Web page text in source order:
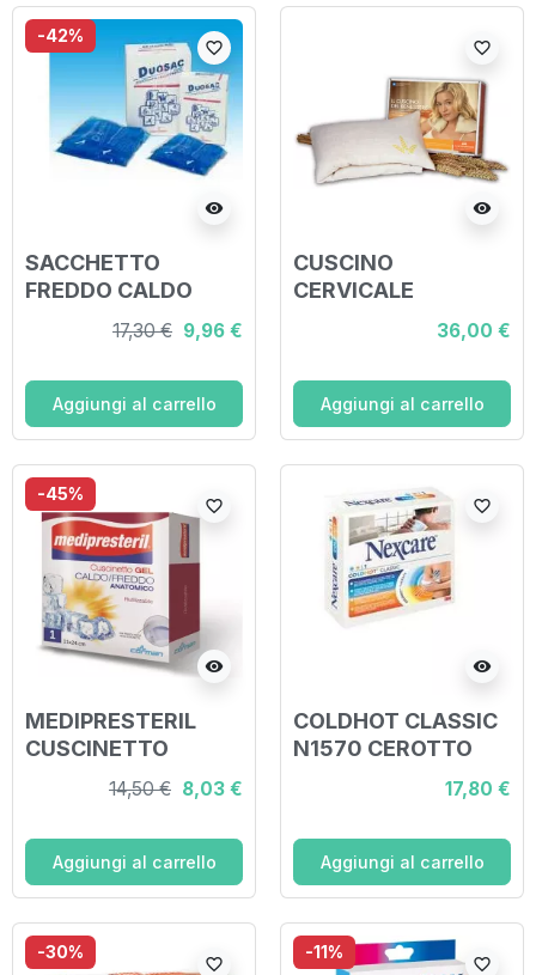
-42%
visibility
favorite_border
SACCHETTO
FREDDO CALDO
DUOSAC 2
SACCHETTI CON
TESSUTO NON
TESSUTO 13X25CM
17,30 € 9,96 €
Aggiungi al carrello
visibility
favorite_border
CUSCINO
CERVICALE
NATTURHALSAN
36,00 €
Aggiungi al carrello
-45%
visibility
favorite_border
MEDIPRESTERIL
CUSCINETTO
CALDO/FREDDO
ANATOMICO
RIUTILIZZABILE
14,50 € 8,03 €
Aggiungi al carrello
visibility
favorite_border
COLDHOT CLASSIC
N1570 CEROTTO
17,80 €
Aggiungi al carrello
-30%
favorite_border
-11%
favorite_border